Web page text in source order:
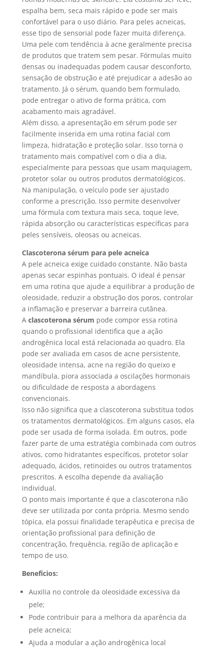
espalha bem, seca mais rápido e pode ser mais
confortável para o uso diário. Para peles acneicas,
esse tipo de sensorial pode fazer muita diferença.
Uma pele com tendência à acne geralmente precisa
de produtos que tratem sem pesar. Fórmulas muito
densas ou inadequadas podem causar desconforto,
sensação de obstrução e até prejudicar a adesão ao
tratamento. Já o sérum, quando bem formulado,
pode entregar o ativo de forma prática, com
acabamento mais agradável.
Além disso, a apresentação em sérum pode ser
facilmente inserida em uma rotina facial com
limpeza, hidratação e proteção solar. Isso torna o
tratamento mais compatível com o dia a dia,
especialmente para pessoas que usam maquiagem,
protetor solar ou outros produtos dermatológicos.
Na manipulação, o veículo pode ser ajustado
conforme a prescrição. Isso permite desenvolver
uma fórmula com textura mais seca, toque leve,
rápida absorção ou características específicas para
peles sensíveis, oleosas ou acneicas.
Clascoterona sérum para pele acneica
A pele acneica exige cuidado constante. Não basta
apenas secar espinhas pontuais. O ideal é pensar
em uma rotina que ajude a equilibrar a produção de
oleosidade, reduzir a obstrução dos poros, controlar
a inflamação e preservar a barreira cutânea.
A clascoterona sérum pode compor essa rotina
quando o profissional identifica que a ação
androgênica local está relacionada ao quadro. Ela
pode ser avaliada em casos de acne persistente,
oleosidade intensa, acne na região do queixo e
mandíbula, piora associada a oscilações hormonais
ou dificuldade de resposta a abordagens
convencionais.
Isso não significa que a clascoterona substitua todos
os tratamentos dermatológicos. Em alguns casos, ela
pode ser usada de forma isolada. Em outros, pode
fazer parte de uma estratégia combinada com outros
ativos, como hidratantes específicos, protetor solar
adequado, ácidos, retinoides ou outros tratamentos
prescritos. A escolha depende da avaliação
individual.
O ponto mais importante é que a clascoterona não
deve ser utilizada por conta própria. Mesmo sendo
tópica, ela possui finalidade terapêutica e precisa de
orientação profissional para definição de
concentração, frequência, região de aplicação e
tempo de uso.
Benefícios:
Auxilia no controle da oleosidade excessiva da
pele;
Pode contribuir para a melhora da aparência da
pele acneica;
Ajuda a modular a ação androgênica local